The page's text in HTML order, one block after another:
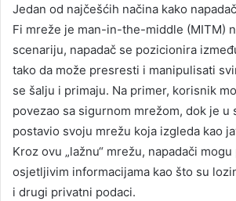
Jedan od najčešćih načina kako
Fi mreže je man-in-the-middle (MITM)
scenariju, napadač se pozicionira
tako da može presresti i manipulisati
se šalju i primaju. Na primer, korisnik
povezao sa sigurnom mrežom, dok je u
postavio svoju mrežu koja izgleda kao
Kroz ovu „lažnu“ mrežu, napadači
osjetljivim informacijama kao što su
i drugi privatni podaci.